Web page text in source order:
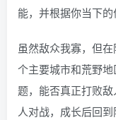
能，并根据你当下的
虽然敌众我寡，但
个主要城市和荒野
题，能否真正打败
人对战，成长后回到